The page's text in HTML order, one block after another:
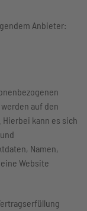
Anbieter:
auf den
kann es sich
Namen,
Website